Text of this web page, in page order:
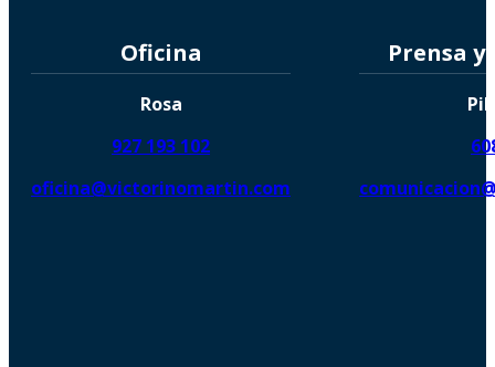
Oficina
Rosa
927 193 102
oficina@victorinomartin.com
Prensa